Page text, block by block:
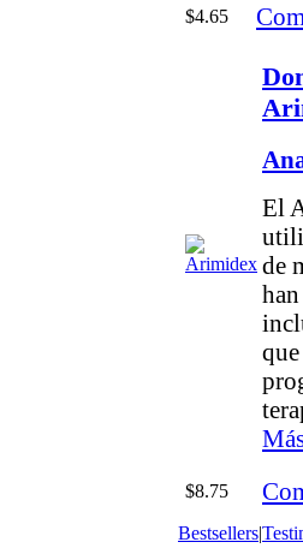
$4.65
El
de
$8.75
Bestsellers|